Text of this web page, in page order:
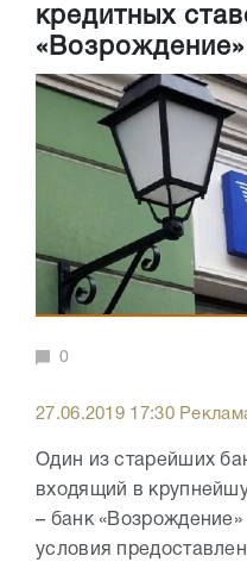
кредитных
«Возрождение»
0
27.06.2019 17:30
Один из старейших
входящий в
– банк
условия